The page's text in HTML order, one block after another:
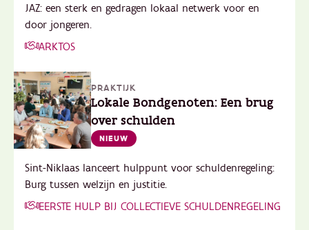
JAZ: een sterk en gedragen lokaal netwerk voor en
door jongeren.
ARKTOS
PRAKTIJK
Lokale Bondgenoten: Een brug
over schulden
NIEUW
Sint-Niklaas lanceert hulppunt voor schuldenregeling:
Burg tussen welzijn en justitie.
EERSTE HULP BIJ COLLECTIEVE SCHULDENREGELING